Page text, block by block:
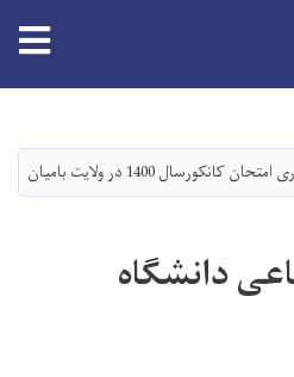
main
content
کانکورسال 1400 در ولایت بامیان
دانشگاه